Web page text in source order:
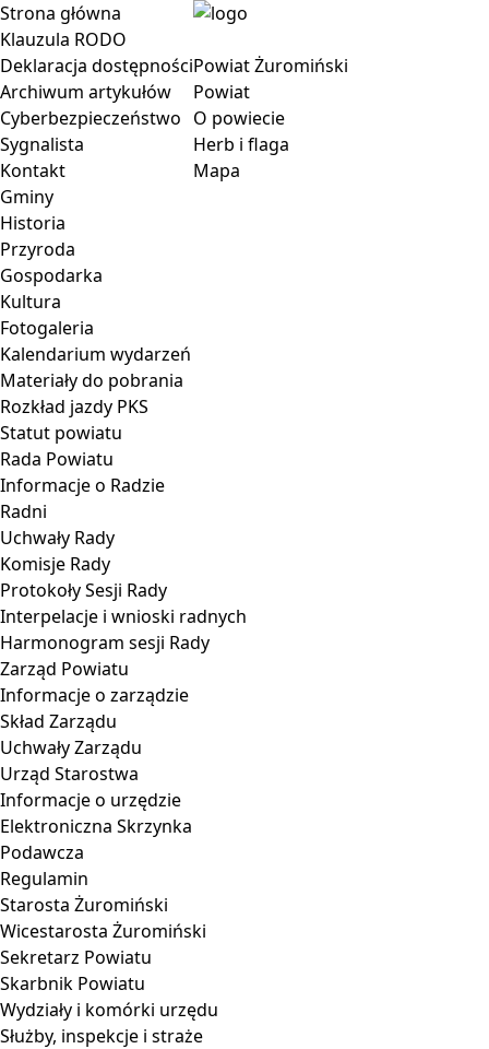
Strona główna
Klauzula RODO
Deklaracja dostępności
Archiwum artykułów
Cyberbezpieczeństwo
Sygnalista
Kontakt
Powiat Żuromiński
Powiat
O powiecie
Herb i flaga
Mapa
Gminy
Historia
Przyroda
Gospodarka
Kultura
Fotogaleria
Kalendarium wydarzeń
Materiały do pobrania
Rozkład jazdy PKS
Statut powiatu
Rada Powiatu
Informacje o Radzie
Radni
Uchwały Rady
Komisje Rady
Protokoły Sesji Rady
Interpelacje i wnioski radnych
Harmonogram sesji Rady
Zarząd Powiatu
Informacje o zarządzie
Skład Zarządu
Uchwały Zarządu
Urząd Starostwa
Informacje o urzędzie
Elektroniczna Skrzynka
Podawcza
Regulamin
Starosta Żuromiński
Wicestarosta Żuromiński
Sekretarz Powiatu
Skarbnik Powiatu
Wydziały i komórki urzędu
Służby, inspekcje i straże